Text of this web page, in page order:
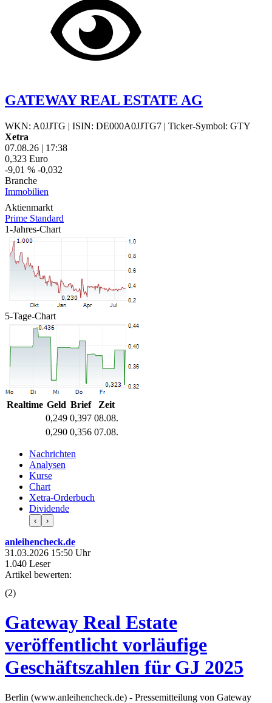
GATEWAY REAL ESTATE AG
WKN: A0JJTG | ISIN: DE000A0JJTG7 | Ticker-Symbol: GTY
Xetra
07.08.26 | 17:38
0,323 Euro
-9,01 % -0,032
Branche
Immobilien
Aktienmarkt
Prime Standard
1-Jahres-Chart
5-Tage-Chart
Realtime Geld Brief
Zeit
0,249 0,397 08.08.
0,290 0,356 07.08.
Nachrichten
Analysen
Kurse
Chart
Xetra-Orderbuch
Dividende
‹ ›
anleihencheck.de
31.03.2026 15:50 Uhr
1.040 Leser
Artikel bewerten:
(2)
Gateway Real Estate
veröffentlicht vorläufige
Geschäftszahlen für GJ 2025
Berlin (www.anleihencheck.de) - Pressemitteilung von Gateway